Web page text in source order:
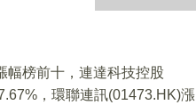
幅榜前十，連達科技控股
，環聯連訊(01473.HK)漲